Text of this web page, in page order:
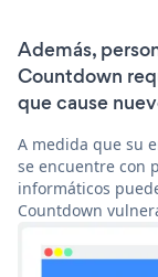
Además,
Countdown
que cause
A medida que su
se encuentre con
informáticos
Countdown